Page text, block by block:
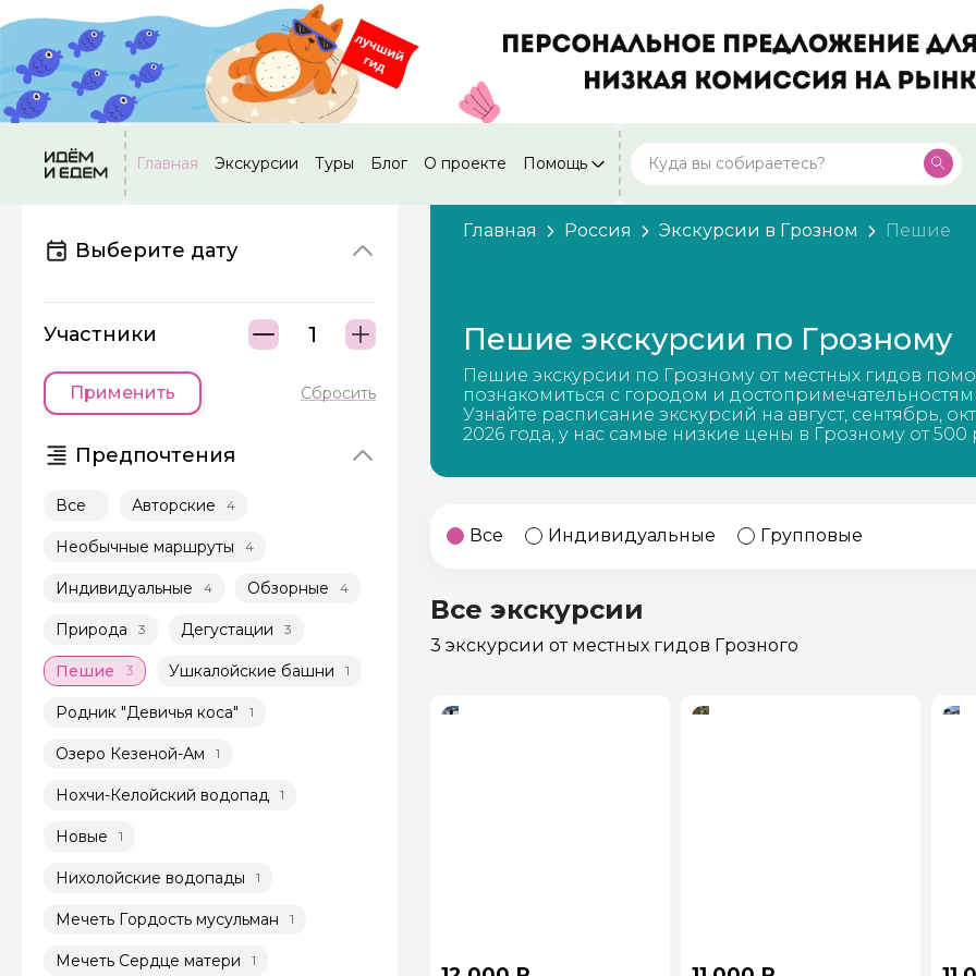
Главная Экскурсии Туры Блог О проекте Помощь
Москва
Россия
Россия
Калининград
Россия
28 экскурсий
Кисловодск
Россия
20 экскурсий
Дербент
Посмотреть все города
Выберите дату
Участники
Применить Сбросить
Предпочтения
Все Авторские 4
Необычные маршруты 4
Индивидуальные 4 Обзорные 4
Природа 3 Дегустации 3
Пешие 3 Ушкалойские башни 1
Родник "Девичья коса" 1
Озеро Кезеной-Ам 1
Нохчи-Келойский водопад 1
Новые 1
Нихолойские водопады 1
Мечеть Гордость мусульман 1
Мечеть Сердце матери 1
Главная Россия Экскурсии в Грозном Пешие
Пешие экскурсии по Грозному
Пешие экскурсии по Грозному от местных гидов
познакомиться с городом и
Узнайте расписание экскурсий на август, сентябрь,
2026 года, у нас самые низкие цены в Грозному от 500
Все Индивидуальные Групповые
Все экскурсии
3 экскурсии от местных гидов Грозного